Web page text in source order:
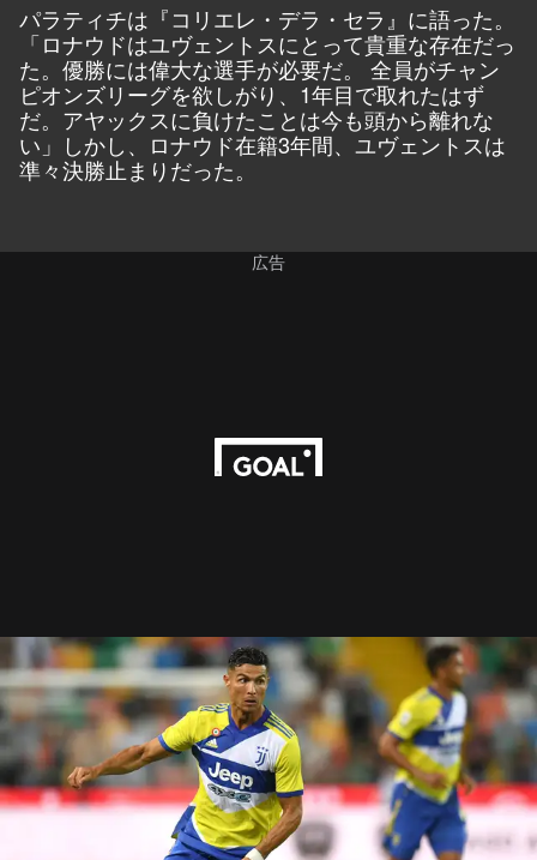
パラティチは『コリエレ・デラ・セラ 』に語った。
「ロナウドはユヴェントスにとって貴重な存在だっ
た。優勝には偉大な選手が必要だ。 全員がチャン
ピオンズリーグを欲しがり、1年目で取れたはず
だ。アヤックスに負けたことは今も頭から離れな
い」しかし、ロナウド在籍3年間、ユヴェントスは
準々決勝止まりだった。
広告